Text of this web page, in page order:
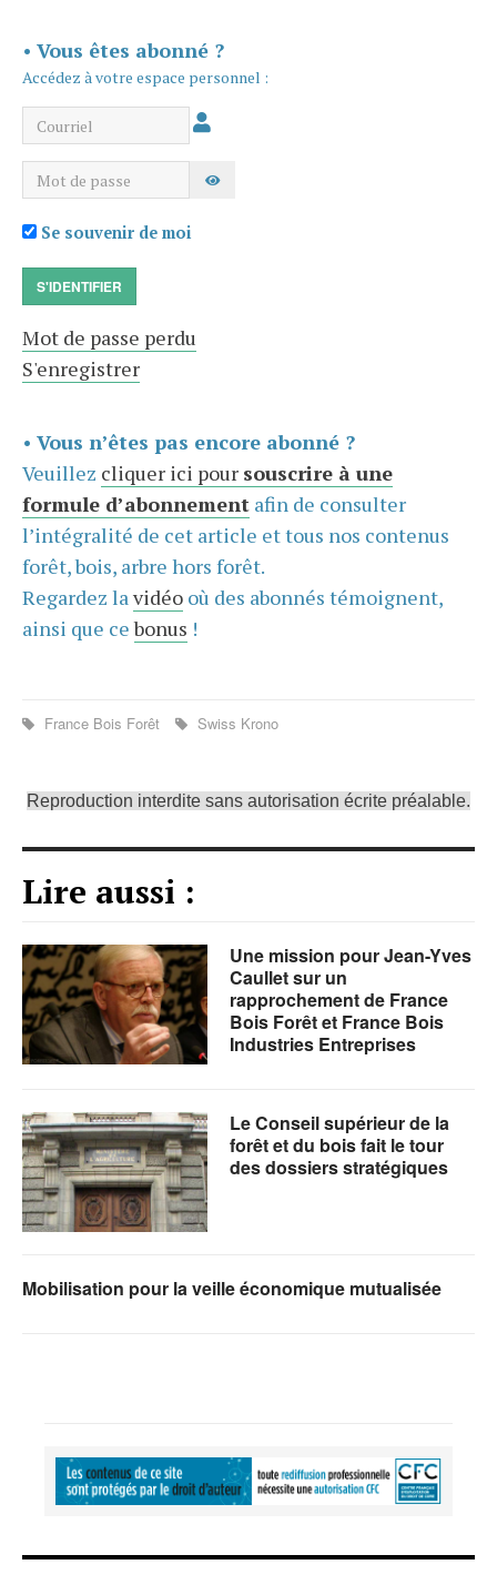
• Vous êtes abonné ?
Accédez à votre espace personnel :
Courriel
Mot de passe AFFICHER LE MOT DE PASSE
Se souvenir de moi
S'IDENTIFIER
Mot de passe perdu
S'enregistrer
• Vous n’êtes pas encore abonné ?
Veuillez cliquer ici pour souscrire à une
formule d’abonnement afin de consulter
l’intégralité de cet article et tous nos contenus
forêt, bois, arbre hors forêt.
Regardez lavidéo où des abonnés témoignent,
ainsi que cebonus !
France Bois Forêt Swiss Krono
Reproduction interdite sans autorisation écrite préalable.
Lire aussi :
Une mission pour Jean-Yves
Caullet sur un
rapprochement de France
Bois Forêt et France Bois
Industries Entreprises
Le Conseil supérieur de la
forêt et du bois fait le tour
des dossiers stratégiques
Mobilisation pour la veille économique mutualisée